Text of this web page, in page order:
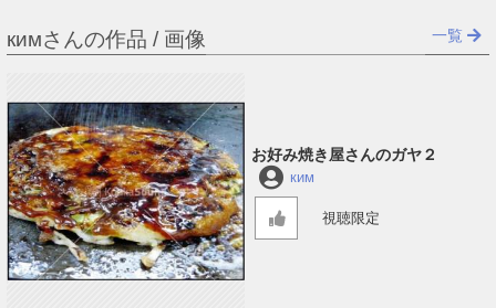
кимさんの作品 / 画像 一覧
お好み焼き屋さんのガヤ２
ким
視聴限定